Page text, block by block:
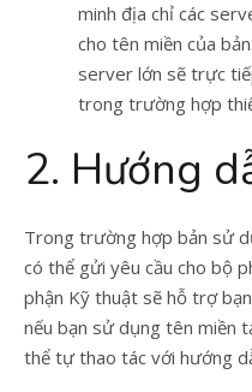
minh địa chỉ các
cho tên miền của
server lớn sẽ trực
trong trường hợp
2. Hướng
Trong trường hợp bản sử
có thể gửi yêu cầu cho bộ
phận Kỹ thuật sẽ hỗ trợ
nếu bạn sử dụng tên miền
thể tự thao tác với hướng